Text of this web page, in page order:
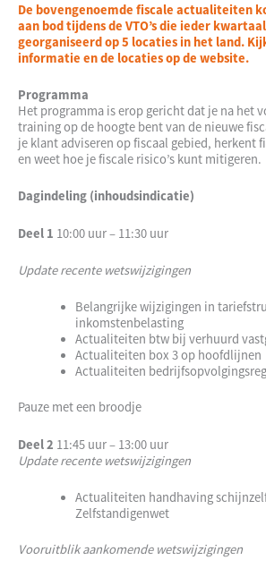
De bovengenoemde fiscale actualiteiten
aan bod tijdens de VTO’s die ieder
georganiseerd op 5 locaties in het land.
informatie en de locaties op de website.
Programma
Het programma is erop gericht dat je na het
training op de hoogte bent van de nieuwe
je klant adviseren op fiscaal gebied, herkent
en weet hoe je fiscale risico’s kunt mitigeren.
Dagindeling (inhoudsindicatie)
Deel 1 10:00 uur – 11:30 uur
Update recente wetswijzigingen
Belangrijke wijzigingen in
inkomstenbelasting
Actualiteiten btw bij verhuurd
Actualiteiten box 3 op hoofdlijnen
Actualiteiten
Pauze met een broodje
Deel 2 11:45 uur – 13:00 uur
Update recente wetswijzigingen
Actualiteiten handhaving
Zelfstandigenwet
Vooruitblik aankomende wetswijzigingen